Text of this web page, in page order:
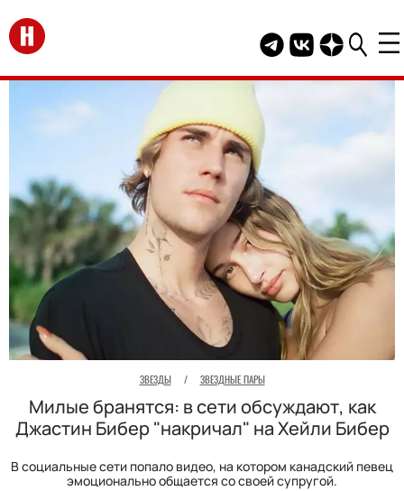
Перейти на главную
Telegram канал
Группа HELLO
Канал
ЗВЕЗДЫ / ЗВЕЗДНЫЕ ПАРЫ
Милые бранятся: в сети обсуждают, как
Джастин Бибер "накричал" на Хейли Бибер
В социальные сети попало видео, на котором канадский певец
эмоционально общается со своей супругой.